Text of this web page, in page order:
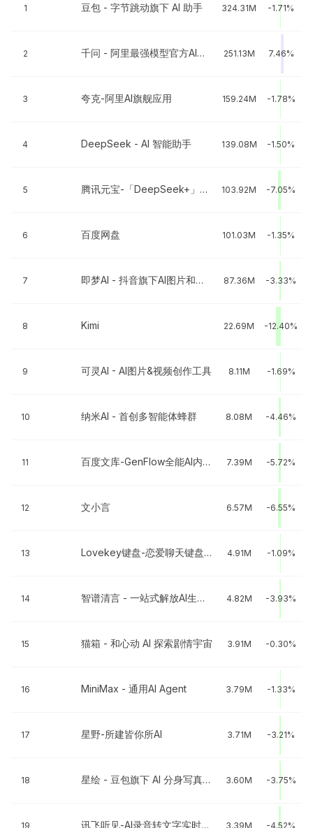
1 豆包 - 字节跳动旗下 AI 助手 324.31M -1.71%
2 千问 - 阿里最强模型官方AI助手 251.13M 7.46%
3 夸克-阿里AI旗舰应用 159.24M -1.78%
4 DeepSeek - AI 智能助手 139.08M -1.50%
5 腾讯元宝-「DeepSeek+」智能新体验 103.92M -7.05%
6 百度网盘 101.03M -1.35%
7 即梦AI - 抖音旗下AI图片和视频工具 87.36M -3.33%
8 Kimi 22.69M -12.40%
9 可灵AI - AI图片&视频创作工具 8.11M -1.69%
10 纳米AI - 首创多智能体蜂群 8.08M -4.46%
11 百度文库-GenFlow全能AI内容获取及创作 7.39M -5.72%
12 文小言 6.57M -6.55%
13 Lovekey键盘-恋爱聊天键盘&AI智能聊天回复神器 4.91M -1.09%
14 智谱清言 - 一站式解放AI生产力 4.82M -3.93%
15 猫箱 - 和心动 AI 探索剧情宇宙 3.91M -0.30%
16 MiniMax - 通用AI Agent 3.79M -1.33%
17 星野-所建皆你所AI 3.71M -3.21%
18 星绘 - 豆包旗下 AI 分身写真图片视频 3.60M -3.75%
19 讯飞听见-AI录音转文字实时翻译 3.39M -4.52%